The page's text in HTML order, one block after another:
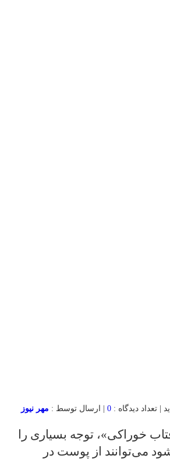
0 | ارسال توسط : مهر نیوز
خوراکی»، توجه بسیاری را
می‌توانند از پوست در